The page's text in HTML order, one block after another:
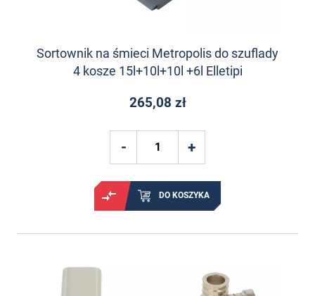
Sortownik na śmieci Metropolis do szuflady
4 kosze 15l+10l+10l +6l Elletipi
265,08 zł
DO KOSZYKA